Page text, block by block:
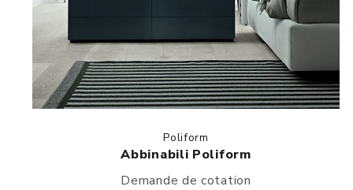
Poliform
Abbinabili Poliform
Demande de cotation